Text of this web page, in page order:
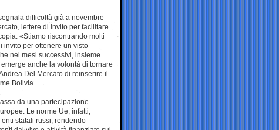
difficoltà già a novembre
lettere di invito per facilitare
«Stiamo riscontrando molti
invito per ottenere un visto
nei mesi successivi, insieme
anche la volontà di tornare
Del Mercato di reinserire il
Bolivia.
da una partecipazione
Le norme Ue, infatti,
statali russi, rendendo